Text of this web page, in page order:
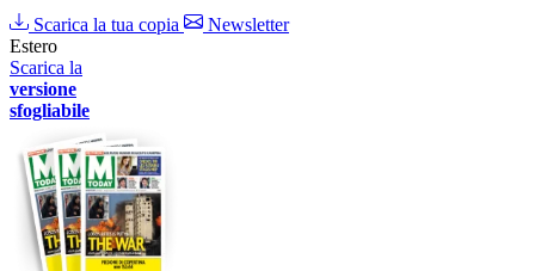
Scarica la tua copia
Newsletter
Estero
Scarica la
versione
sfogliabile